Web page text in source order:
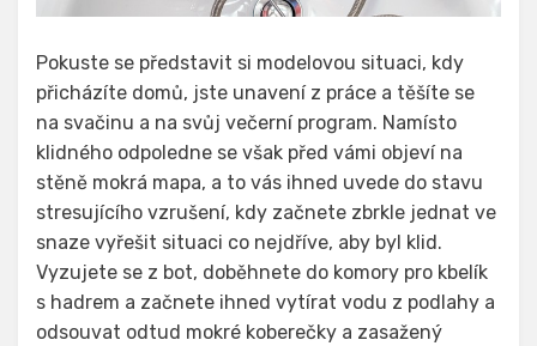
Pokuste se představit si modelovou situaci, kdy
přicházíte domů, jste unavení z práce a těšíte se
na svačinu a na svůj večerní program. Namísto
klidného odpoledne se však před vámi objeví na
stěně mokrá mapa, a to vás ihned uvede do stavu
stresujícího vzrušení, kdy začnete zbrkle jednat ve
snaze vyřešit situaci co nejdříve, aby byl klid.
Vyzujete se z bot, doběhnete do komory pro kbelík
s hadrem a začnete ihned vytírat vodu z podlahy a
odsouvat odtud mokré koberečky a zasažený